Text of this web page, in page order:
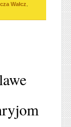
Wałcz,